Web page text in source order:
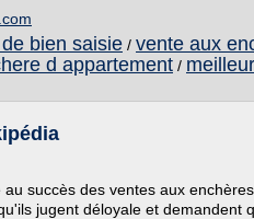
bien saisie / vente aux
d appartement /
succès des ventes aux
jugent déloyale et demandent